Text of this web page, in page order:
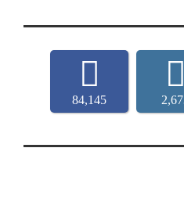
84,145